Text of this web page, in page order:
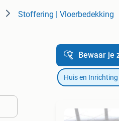
Stoffering | Vloerbedekking
Bewaar je
Huis en Inrichting